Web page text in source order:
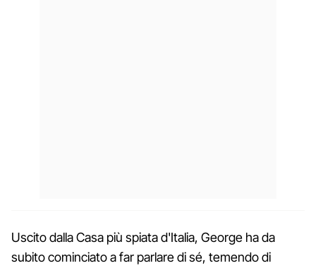
Uscito dalla Casa più spiata d'Italia, George ha da
subito cominciato a far parlare di sé, temendo di